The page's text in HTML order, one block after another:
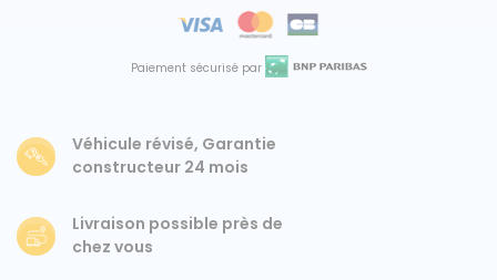
Fiat
Ford
Paiement sécurisé par
Véhicule révisé, Garantie
constructeur 24 mois
Livraison possible près de
chez vous